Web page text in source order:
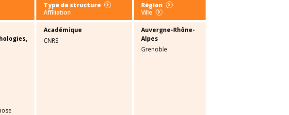
Type de structure
Affiliation
Région
Ville
Académique
CNRS
Auvergne-Rhône-
Alpes
Grenoble